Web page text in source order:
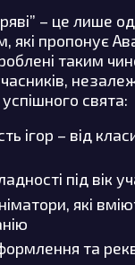
– це лише
які пропонує
таким
успішного свята:
ігор – від
під вік
які
та